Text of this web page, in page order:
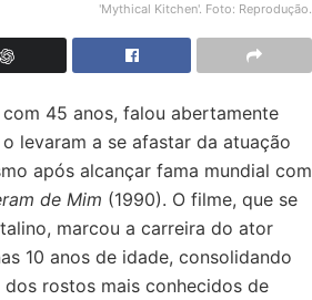
'Mythical Kitchen'. Foto: Reprodução.
45 anos, falou abertamente
levaram a se afastar da atuação
após alcançar fama mundial com
de Mim (1990). O filme, que se
marcou a carreira do ator
10 anos de idade, consolidando
rostos mais conhecidos de